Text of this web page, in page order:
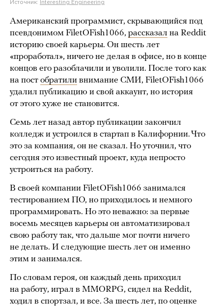
Источник: Interesting Engineering
Американский программист, скрывающийся под
псевдонимом FiletOFish1066, рассказал на Reddit
историю своей карьеры. Он шесть лет
«проработал», ничего не делая в офисе, но в конце
концов его разоблачили и уволили. После того как
на пост обратили внимание СМИ, FiletOFish1066
удалил публикацию и свой аккаунт, но история
от этого хуже не становится.
Семь лет назад автор публикации закончил
колледж и устроился в стартап в Калифорнии. Что
это за компания, он не сказал. Но уточнил, что
сегодня это известный проект, куда непросто
устроиться на работу.
В своей компании FiletOFish1066 занимался
тестированием ПО, но приходилось и немного
программировать. Но это неважно: за первые
восемь месяцев карьеры он автоматизировал
свою работу так, что дальше мог почти ничего
не делать. И следующие шесть лет он именно
этим и занимался.
По словам героя, он каждый день приходил
на работу, играл в MMORPG, сидел на Reddit,
ходил в спортзал, и все. За шесть лет, по оценке